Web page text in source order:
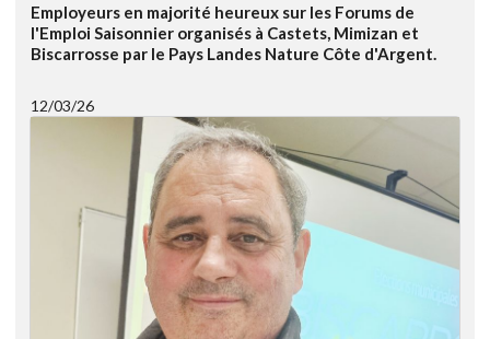
Employeurs en majorité heureux sur les Forums de
l'Emploi Saisonnier organisés à Castets, Mimizan et
Biscarrosse par le Pays Landes Nature Côte d'Argent.
12/03/26